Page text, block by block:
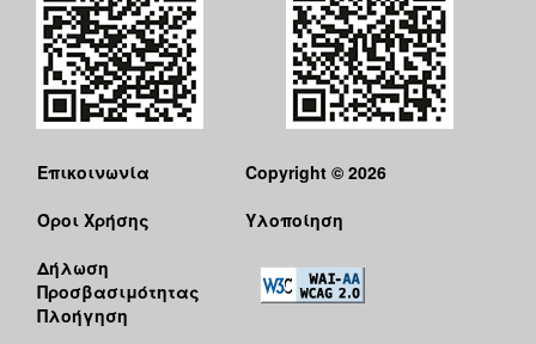
Επικοινωνία
Όροι Χρήσης
Δήλωση
Προσβασιμότητας
Πλοήγηση
Copyright © 2026
Υλοποίηση